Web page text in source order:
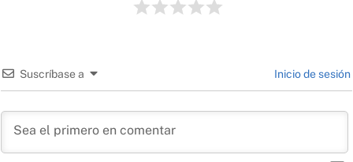
Suscríbase a Inicio de sesión